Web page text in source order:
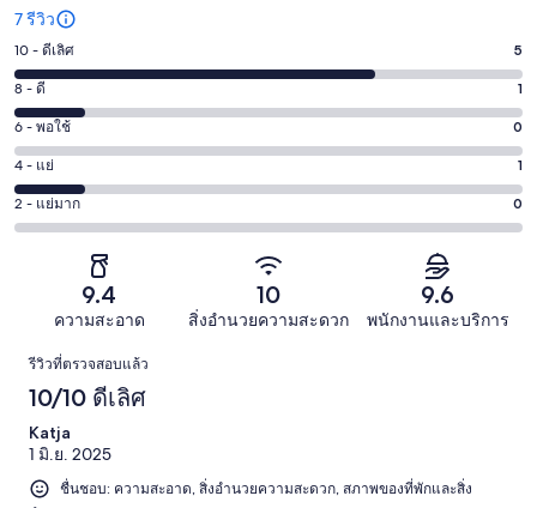
7 รีวิว
คะแนน
10
-
ดี
เลิศ
5
จาก
10 - ดีเลิศ 5
คะแนน
8
-
ดี
1
จาก
8 - ดี 1
คะแนน
6
-
พอใช้
0
6 - พอใช้ 0
คะแนน
4
-
รีวิว
4 - แย่ 1
คะแนน
2
จาก
รีวิว
2 - แย่มาก 0
9.4
ความสะอาด
10
สิ่งอำนวยความสะดวก
9.6
พนักงานและบริการ
รีวิว
รีวิวที่ตรวจสอบแล้ว
10/10 ดีเลิศ
Katja
1 มิ.ย. 2025
ชื่นชอบ: ความสะอาด, สิ่งอำนวยความสะดวก, สภาพของที่พักและสิ่ง